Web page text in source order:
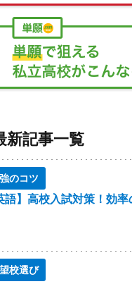
新記事一覧
のコツ
語】高校入試対策！効
校選び